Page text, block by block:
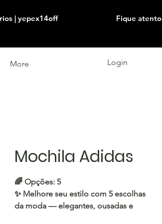
| yepex14off Fique atento
More Login
Mochila Adidas
🌈 Opções: 5
✨ Melhore seu estilo com 5 escolhas
da moda — elegantes, ousadas e